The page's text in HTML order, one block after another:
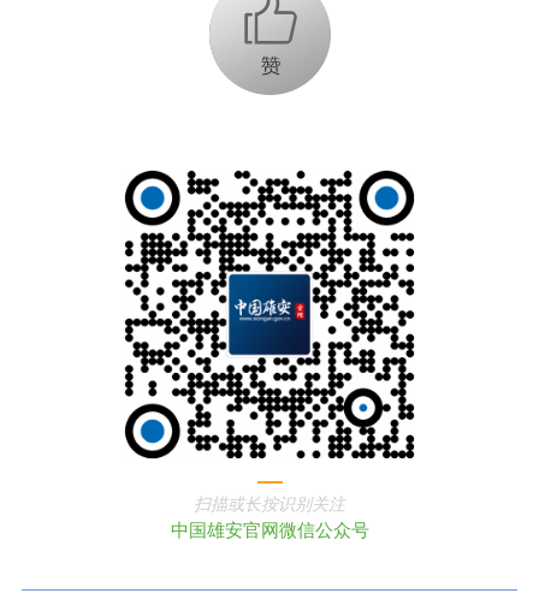
+1
扫描或长按识别关注
中国雄安官网微信公众号